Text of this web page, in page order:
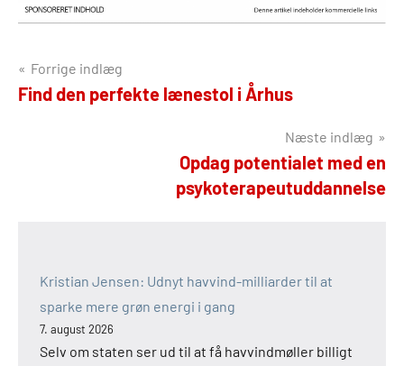
Indlægsnavigation
Forrige indlæg
Find den perfekte lænestol i Århus
Næste indlæg
Opdag potentialet med en
psykoterapeutuddannelse
Kristian Jensen: Udnyt havvind-milliarder til at
sparke mere grøn energi i gang
7. august 2026
Selv om staten ser ud til at få havvindmøller billigt